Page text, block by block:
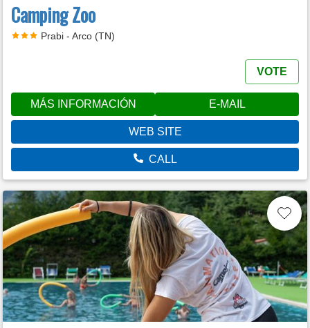
Camping Zoo
Prabi - Arco (TN)
VOTE
MÁS INFORMACIÓN E-MAIL
WEB SITE
CALL